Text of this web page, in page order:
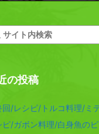
の投稿
回/レシピ/トルコ料理/ミ
ピ/ガボン料理/白身魚の